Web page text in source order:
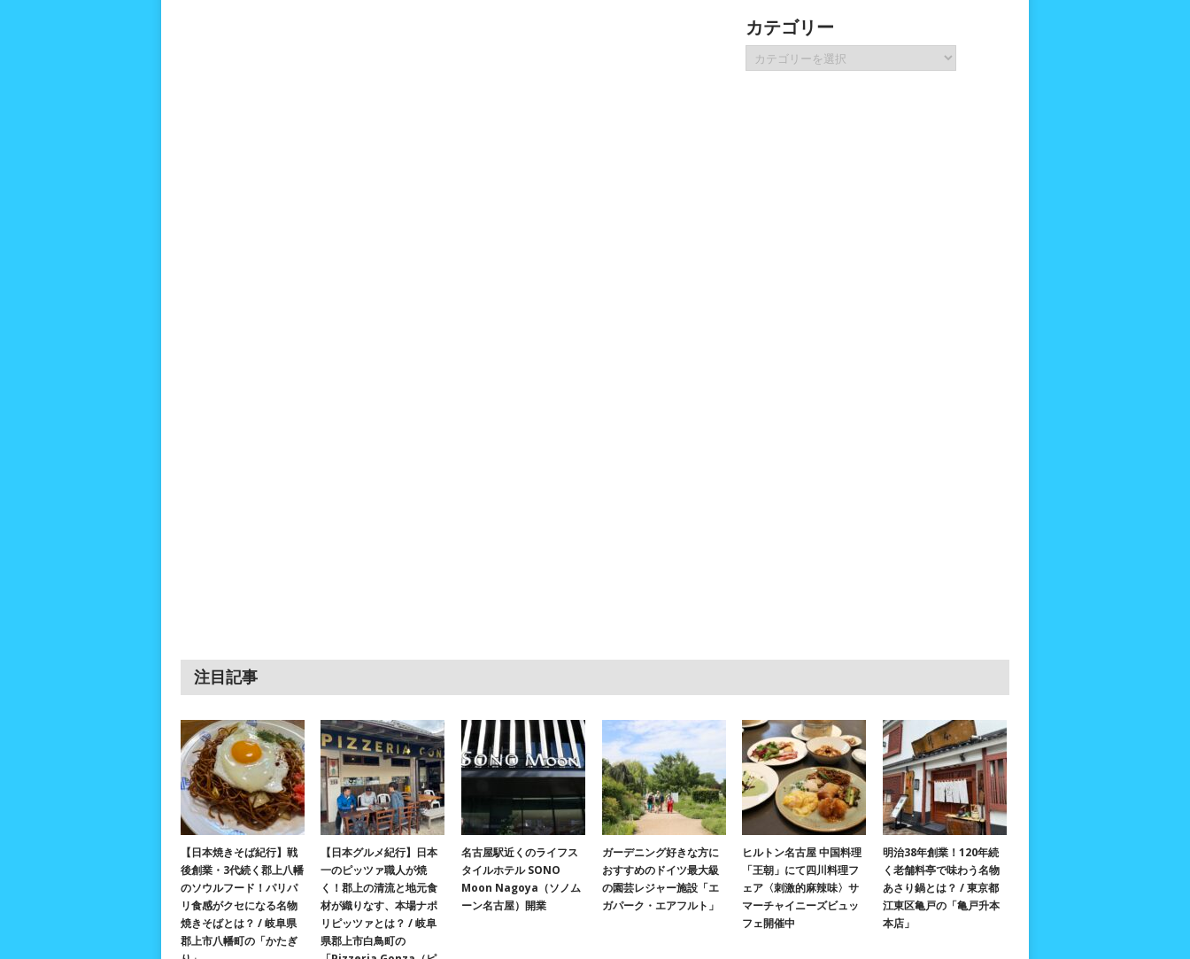
イ
ブ
カテゴリー
テ
注目記事
【日本焼きそば紀行】戦
後創業・3代続く郡上八幡
のソウルフード！パリパ
リ食感がクセになる名物
焼きそばとは？ / 岐阜県
郡上市八幡町の「かたぎ
【日本グルメ紀行】日本
一のピッツァ職人が焼
く！郡上の清流と地元食
材が織りなす、本場ナポ
リピッツァとは？ / 岐阜
県郡上市白鳥町の
名古屋駅近くのライフス
タイルホテル SONO
Moon Nagoya（ソノム
ーン名古屋）開業
ガーデニング好きな方に
おすすめのドイツ最大級
の園芸レジャー施設「エ
ガパーク・エアフルト」
ヒルトン名古屋 中国料理
「王朝」にて四川料理フ
ェア〈刺激的麻辣味〉サ
マーチャイニーズビュッ
フェ開催中
明治38年創業！120年続
く老舗料亭で味わう名物
あさり鍋とは？ / 東京都
江東区亀戸の「亀戸升本
本店」